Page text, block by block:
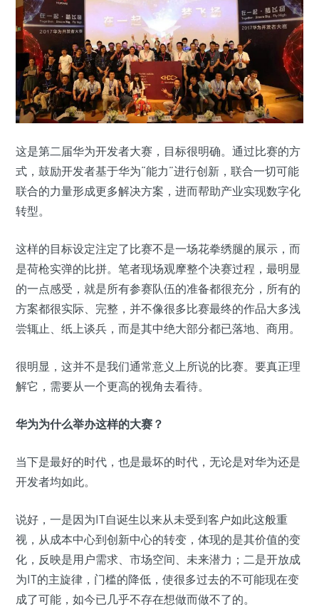
这是第二届华为开发者大赛，目标很明确。通过比赛的方
式，鼓励开发者基于华为“能力”进行创新，联合一切可能
联合的力量形成更多解决方案，进而帮助产业实现数字化
转型。
这样的目标设定注定了比赛不是一场花拳绣腿的展示，而
是荷枪实弹的比拼。笔者现场观摩整个决赛过程，最明显
的一点感受，就是所有参赛队伍的准备都很充分，所有的
方案都很实际、完整，并不像很多比赛最终的作品大多浅
尝辄止、纸上谈兵，而是其中绝大部分都已落地、商用。
很明显，这并不是我们通常意义上所说的比赛。要真正理
解它，需要从一个更高的视角去看待。
华为为什么举办这样的大赛？
当下是最好的时代，也是最坏的时代，无论是对华为还是
开发者均如此。
说好，一是因为IT自诞生以来从未受到客户如此这般重
视，从成本中心到创新中心的转变，体现的是其价值的变
化，反映是用户需求、市场空间、未来潜力；二是开放成
为IT的主旋律，门槛的降低，使很多过去的不可能现在变
成了可能，如今已几乎不存在想做而做不了的。